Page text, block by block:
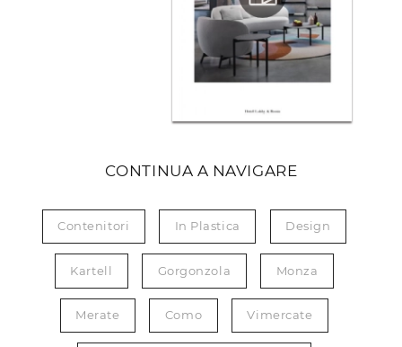
CONTINUA A NAVIGARE
Contenitori In Plastica Design
Kartell Gorgonzola Monza
Merate Como Vimercate